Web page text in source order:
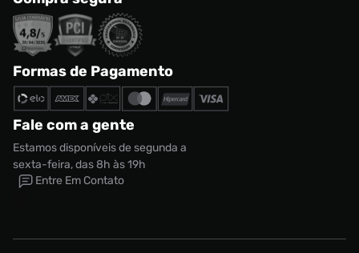
Formas de Pagamento
Fale com a gente
Estamos disponíveis de segunda a
sexta-feira, das 8h às 19h
Entre Em Contato